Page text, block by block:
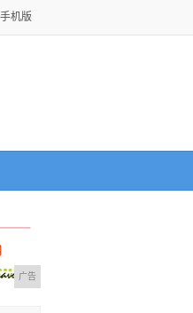
手机版
广告